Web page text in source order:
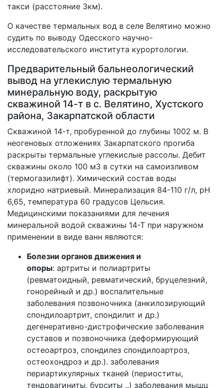
такси (расстояние 3км).
О качестве термальных вод в селе Велятино можно
судить по выводу Одесского научно-
исследовательского института курортологии.
Предварительный бальнеологический
вывод на углекислую термальную
минеральную воду, раскрытую
скважиной 14-т в с. Велятино, Хустского
района, Закарпатской области
Скважиной 14-т, пробуренной до глубины 1002 м. В
неогеновых отложениях Закарпатского прогиба
раскрыты термальные углекислые рассолы. Дебит
скважины около 100 м3 в сутки на самоизливом
(термогазилифт). Химический состав воды
хлоридно натриевый. Минерализация 84-110 г/л, рН
6,65, температура 60 градусов Цельсия.
Медицинскими показаниями для лечения
минеральной водой скважины 14-Т при наружном
применении в виде ванн являются:
Болезни органов движения и
опоры: артриты и полиартриты
(ревматоидный, ревматический, бруцелезний,
гонорейный и др.) воспалительные
заболевания позвоночника (анкилозирующий
спондилоартрит, спондилит и др.)
дегенеративно-дистрофические заболевания
суставов и позвоночника (деформирующий
остеоартроз, спондилез спондилоартроз,
остеохондроз и др.). заболевания
периартикулярных тканей (периоститы,
тендовагиниты, бурситы ..) заболевания мышц